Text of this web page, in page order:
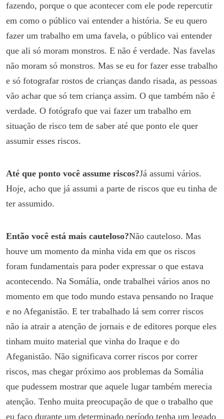
fazendo, porque o que acontecer com ele pode repercutir
em como o público vai entender a história. Se eu quero
fazer um trabalho em uma favela, o público vai entender
que ali só moram monstros. E não é verdade. Nas favelas
não moram só monstros. Mas se eu for fazer esse trabalho
e só fotografar rostos de crianças dando risada, as pessoas
vão achar que só tem criança assim. O que também não é
verdade. O fotógrafo que vai fazer um trabalho em
situação de risco tem de saber até que ponto ele quer
assumir esses riscos.
Até que ponto você assume riscos?Já assumi vários.
Hoje, acho que já assumi a parte de riscos que eu tinha de
ter assumido.
Então você está mais cauteloso?Não cauteloso. Mas
houve um momento da minha vida em que os riscos
foram fundamentais para poder expressar o que estava
acontecendo. Na Somália, onde trabalhei vários anos no
momento em que todo mundo estava pensando no Iraque
e no Afeganistão. E ter trabalhado lá sem correr riscos
não ia atrair a atenção de jornais e de editores porque eles
tinham muito material que vinha do Iraque e do
Afeganistão. Não significava correr riscos por correr
riscos, mas chegar próximo aos problemas da Somália
que pudessem mostrar que aquele lugar também merecia
atenção. Tenho muita preocupação de que o trabalho que
eu faço durante um determinado período tenha um legado